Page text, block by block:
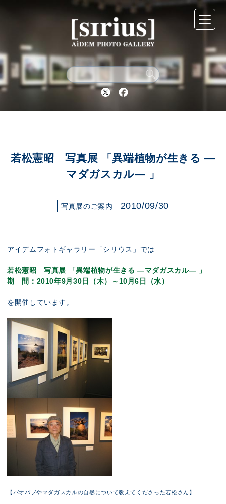
Twitter Facebook
若松憲昭 写真展 「異端植物が生きる ―
マダガスカル― 」
写真展のご案内 2010/09/30
アイデムフォトギャラリー「シリウス」では
若松憲昭 写真展 「異端植物が生きる ―マダガスカル― 」
期 間：2010年9月30日（木）～10月6日（水）
を開催しています。
【バオバブやマダガスカルの自然について教えてくださった若松さん】
シリウスについて
展示スケジュール
アクセス
ブログ